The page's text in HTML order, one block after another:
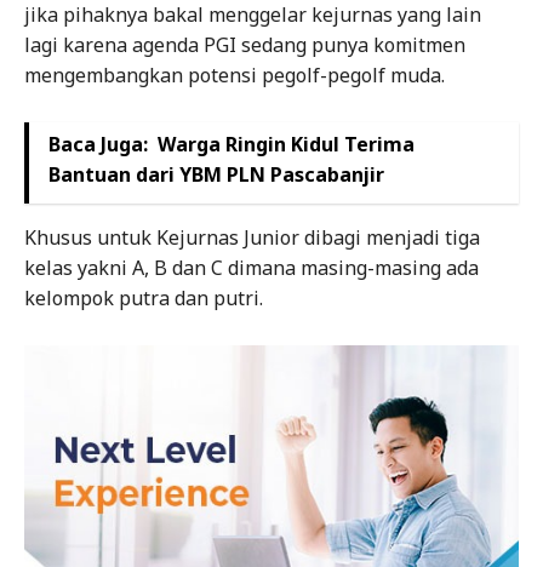
jika pihaknya bakal menggelar kejurnas yang lain
lagi karena agenda PGI sedang punya komitmen
mengembangkan potensi pegolf-pegolf muda.
Baca Juga: Warga Ringin Kidul Terima
Bantuan dari YBM PLN Pascabanjir
Khusus untuk Kejurnas Junior dibagi menjadi tiga
kelas yakni A, B dan C dimana masing-masing ada
kelompok putra dan putri.